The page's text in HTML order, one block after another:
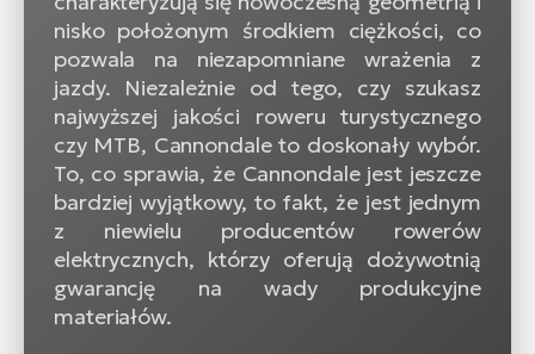
nisko położonym środkiem ciężkości, co
pozwala na niezapomniane wrażenia z
jazdy. Niezależnie od tego, czy szukasz
najwyższej jakości roweru turystycznego
czy MTB, Cannondale to doskonały wybór.
To, co sprawia, że Cannondale jest jeszcze
bardziej wyjątkowy, to fakt, że jest jednym
z niewielu producentów rowerów
elektrycznych, którzy oferują dożywotnią
gwarancję na wady produkcyjne
materiałów.